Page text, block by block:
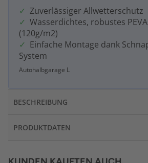
Zuverlässiger Allwetterschutz
Wasserdichtes, robustes
(120g/m2)
Einfache Montage dank
System
Autohalbgarage L
BESCHREIBUNG
PRODUKTDATEN